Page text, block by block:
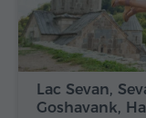
Lac Sevan,
Goshavank,